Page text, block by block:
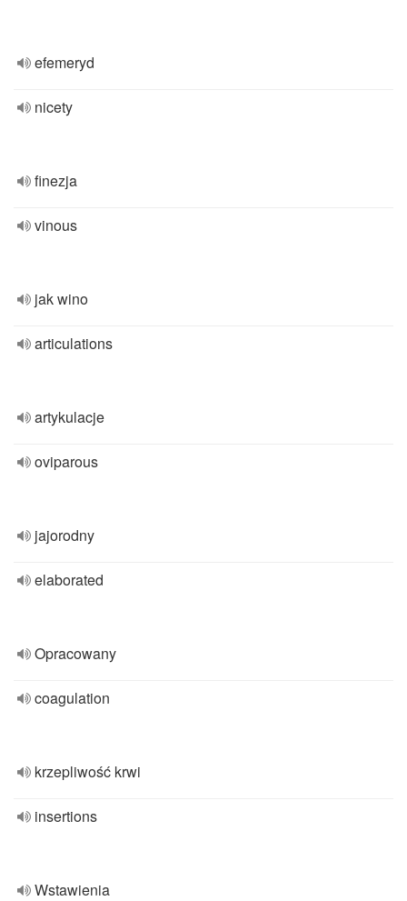
efemeryd
nicety
finezja
vinous
jak wino
articulations
artykulacje
oviparous
jajorodny
elaborated
Opracowany
coagulation
krzepliwość krwi
insertions
Wstawienia